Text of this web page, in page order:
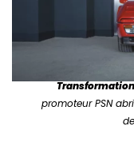
Transformation
promoteur PSN